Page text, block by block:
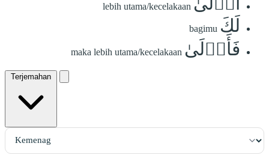
lebih utama/kecelakaan
لَكَ bagimu
فَأَوۡلَىٰ maka lebih utama/kecelakaan
Terjemahan